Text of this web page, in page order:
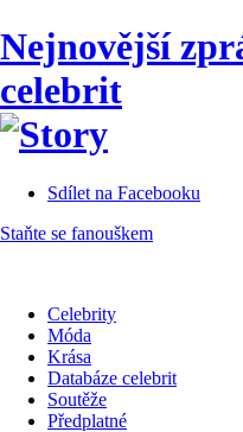
Nejnovější
celebrit
Sdílet na Facebooku
Staňte se fanouškem
Celebrity
Móda
Krása
Databáze celebrit
Soutěže
Předplatné